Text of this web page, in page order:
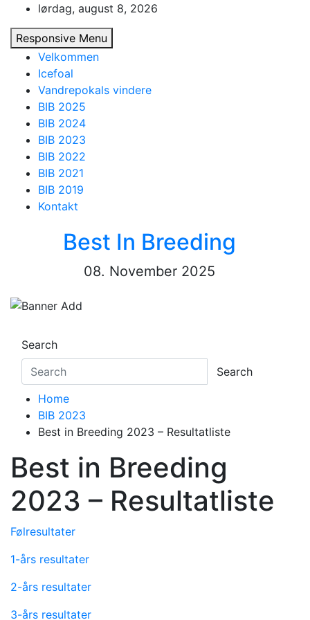
content
lørdag, august 8, 2026
Responsive Menu
Velkommen
Icefoal
Vandrepokals vindere
BIB 2025
BIB 2024
BIB 2023
BIB 2022
BIB 2021
BIB 2019
Kontakt
Best In Breeding
08. November 2025
Search
Search
Home
BIB 2023
Best in Breeding 2023 – Resultatliste
Best in Breeding
2023 – Resultatliste
Følresultater
1-års resultater
2-års resultater
3-års resultater